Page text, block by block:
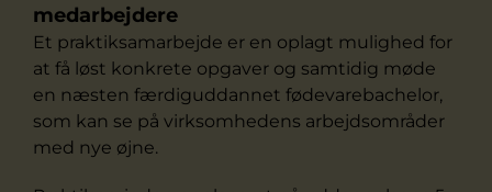
medarbejdere
Et praktiksamarbejde er en oplagt mulighed for
at få løst konkrete opgaver og samtidig møde
en næsten færdiguddannet fødevarebachelor,
som kan se på virksomhedens arbejdsområder
med nye øjne.